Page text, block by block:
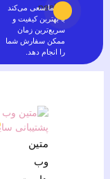
تیم ما سعی می‌کند
با بهترین کیفیت و
سریع‌ترین زمان
ممکن سفارش شما
را انجام دهد.
متین
وب